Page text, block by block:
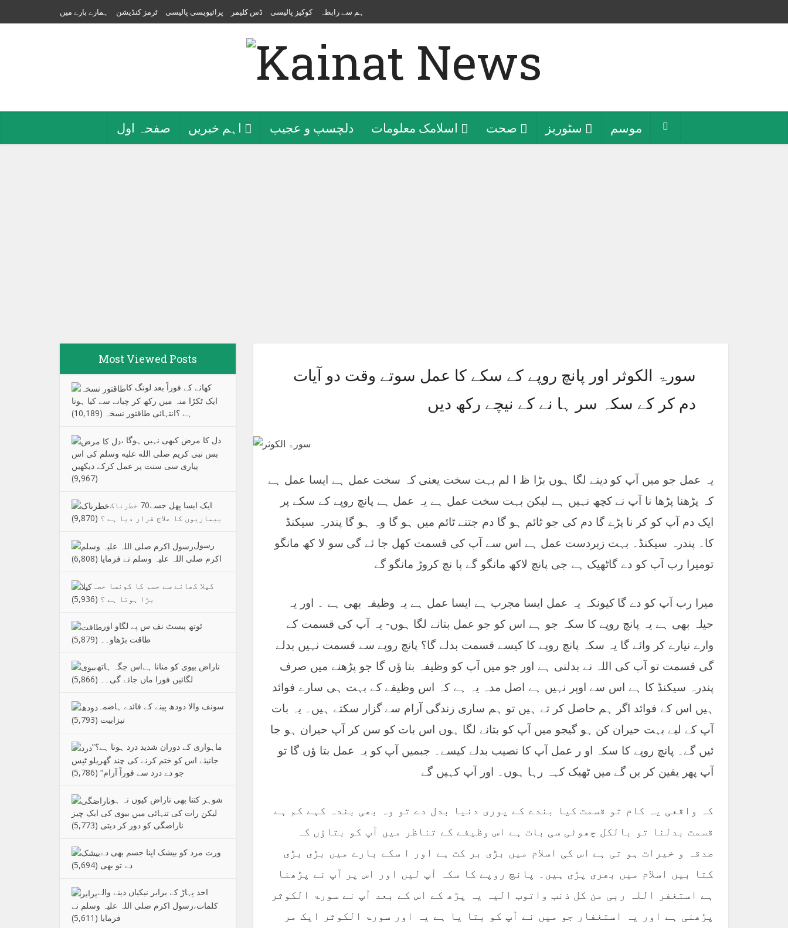
ہمارے بارے میں ٹرمز کنڈیشن پرائیویسی پالیسی ڈس کلیمر کوکیز پالیسی ہم سے رابطہ
صفحہ اول اہم خبریں دلچسپ و عجیب اسلامک معلومات صحت سٹوریز موسم
Most Viewed Posts
کھانے کے فوراً بعد لونگ کا
ایک ٹکڑا منہ میں رکھ کر چبانے سے کیا ہوتا
ہے ؟انتہائی طاقتور نسخہ
(10,189)
دل کا مرض کبھی نہیں ہوگا ،
بس نبی کریم صلی الله علیه وسلم کی اس
پیاری سی سنت پر عمل کرکے دیکھیں
(9,967)
ایک ایسا پھل جسے70 خطرناک
بیماریوں کا علاج قرار دیا ہے ؟ (9,870)
رسول
اکرم صلی اللہ علیہ وسلم نے فرمایا (6,808)
کیلا کھانے سے جسم کا کونسا حصہ
بڑا ہوتا ہے ؟ (5,936)
ٹوتھ پیسٹ نف س پے لگاو اور
طاقت بڑھاو۔۔
(5,879)
ناراض بیوی کو منانا ہےاس جگہ ہاتھ
لگائیں فورا ماں جائے گی۔۔ (5,866)
سونف والا دودھ پینے کے فائدے ہاضمہ
تیزابیت (5,793)
”ماہواری کے دوران شدید درد ہوتا ہے؟
جانیئے اس کو ختم کرنے کی چند گھریلو ٹپس
جو دے درد سے فوراً آرام“ (5,786)
شوہر کتنا بھی ناراض کیوں نہ ہو
لیکن رات کی تنہائی میں بیوی کی ایک چیز
ناراضگی کو دور کر دیتی (5,773)
ورت مرد کو بیشک اپنا جسم بھی دے
دے تو بھی (5,694)
احد پہاڑ کے برابر نیکیاں دینے والے
کلمات،رسول اکرم صلی اللہ علیہ وسلم نے
فرمایا (5,611)
سورۃ الکوثر اور پانچ روپے کے سکے کا عمل سوتے وقت دو آیات
دم کر کے سکہ سر ہا نے کے نیچے رکھ دیں
یہ عمل جو میں آپ کو دینے لگا ہوں بڑا ظ ا لم بہت سخت یعنی کہ سخت عمل ہے ایسا عمل ہے
کہ پڑھنا پڑھا نا آپ نے کچھ نہیں ہے لیکن بہت سخت عمل ہے یہ عمل ہے پانچ روپے کے سکے پر
ایک دم آپ کو کر نا پڑے گا دم کی جو ٹائم ہو گا دم جتنے ٹائم میں ہو گا وہ ہو گا پندرہ سیکنڈ
کا۔ پندرہ سیکنڈ۔ بہت زبردست عمل ہے اس سے آپ کی قسمت کھل جا ئے گی سو لا کھ مانگو
تومیرا رب آپ کو دے گاٹھیک ہے جی پانچ لاکھ مانگو گے پا نچ کروڑ مانگو گے
میرا رب آپ کو دے گا کیونکہ یہ عمل ایسا مجرب ہے ایسا عمل ہے یہ وظیفہ بھی ہے ۔ اور یہ
حیلہ بھی ہے یہ پانچ روپے کا سکہ جو ہے اس کو جو عمل بتانے لگا ہوں- یہ آپ کی قسمت کے
وارے نیارے کر وائے گا یہ سکہ پانچ روپے کا کیسے قسمت بدلے گا؟ پانچ روپے سے قسمت نہیں بدلے
گی قسمت تو آپ کی اللہ نے بدلنی ہے اور جو میں آپ کو وظیفہ بتا ؤں گا جو پڑھنے میں صرف
پندرہ سیکنڈ کا ہے اس سے اوپر نہیں ہے اصل مدہ یہ ہے کہ اس وظیفے کے بہت ہی سارے فوائد
ہیں اس کے فوائد اگر ہم حاصل کر تے ہیں تو ہم ساری زندگی آرام سے گزار سکتے ہیں۔ یہ بات
آپ کے لیے بہت حیران کن ہو گیجو میں آپ کو بتانے لگا ہوں اس بات کو سن کر آپ حیران ہو جا
ئیں گے۔ پانچ روپے کا سکہ او ر عمل آپ کا نصیب بدلے کیسے۔ جبمیں آپ کو یہ عمل بتا ؤں گا تو
آپ پھر یقین کر یں گے میں ٹھیک کہہ رہا ہوں۔ اور آپ کہیں گے
کہ واقعی یہ کام تو قسمت کیا بندے کے پوری دنیا بدل دے تو وہ بھی بندہ کہے کم ہے
قسمت بدلنا تو بالکل چھوٹی سی بات ہے اس وظیفے کے تناظر میں آپ کو بتاؤں کہ
صدقہ و خیرات ہو تی ہے اس کی اسلام میں بڑی بر کت ہے اور ا سکے بارے میں بڑی بڑی
کتا بیں اسلام میں بھری پڑی ہیں۔ پانچ روپے کا سکہ آپ لیں اور اس پر آپ نے پڑھنا
ہے استغفر اللہ ربی من کل ذنب واتوب الیہ یہ پڑھ کے اس کے بعد آپ نے سورۃ الکوثر
پڑھنی ہے اور یہ استغفار جو میں نے آپ کو بتا یا ہے یہ اور سورۃ الکوثر ایک مر